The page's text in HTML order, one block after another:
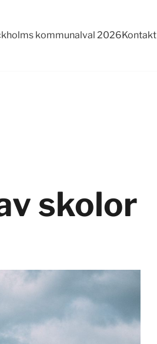
kommunalval 2026Kontakt
skolor